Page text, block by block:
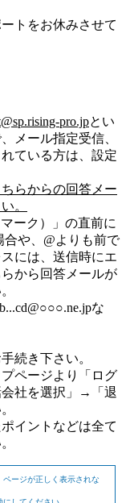
トをお休みさせて
pro.jpとい
メール指定受信、
ている方は、設定
らからの回答メー
。
ーク）」の直前に
合や、@よりも前で
には、送信時にエ
から回答メールが
な
続き下さい。
ページより「ログ
社を選択」→「退
イントなどは全て
ージが正しく表示されな